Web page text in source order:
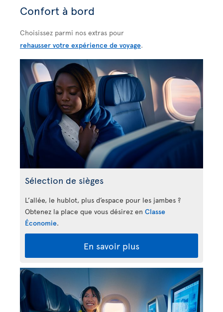
Confort à bord
Choisissez parmi nos extras pour
rehausser votre expérience de voyage.
Sélection de sièges
L’allée, le hublot, plus d’espace pour les jambes ?
Obtenez la place que vous désirez en Classe
Économie.
En savoir plus